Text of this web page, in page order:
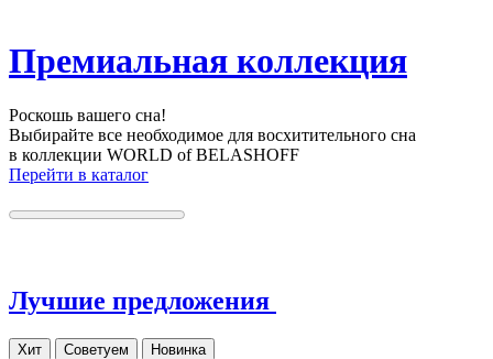
Премиальная коллекция
Роскошь вашего сна!
Выбирайте все необходимое для восхитительного сна
в коллекции WORLD of BELASHOFF
Перейти в каталог
Лучшие предложения
Хит Советуем Новинка